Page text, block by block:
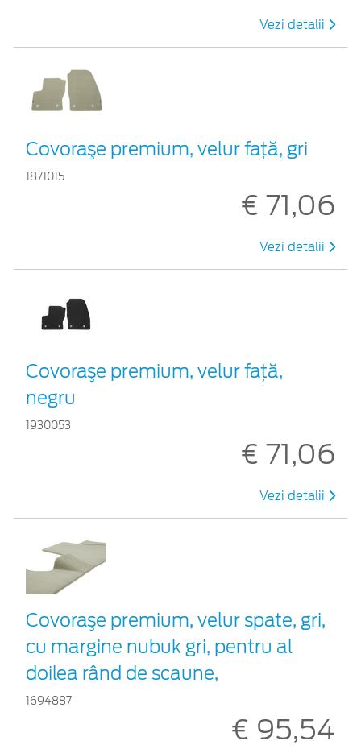
Vezi detalii
Covoraşe premium, velur faţă, gri
1871015
€ 71,06
Vezi detalii
Covoraşe premium, velur faţă,
negru
1930053
€ 71,06
Vezi detalii
Covoraşe premium, velur spate, gri,
cu margine nubuk gri, pentru al
doilea rând de scaune,
1694887
€ 95,54